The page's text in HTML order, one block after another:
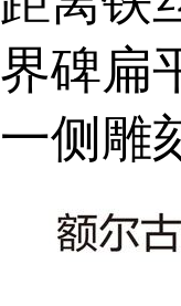
碑扁
一侧